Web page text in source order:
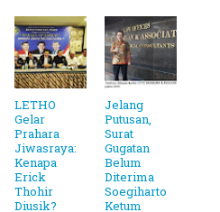
LETHO
Gelar
Prahara
Jiwasraya:
Kenapa
Erick
Thohir
Diusik?
Jelang
Putusan,
Surat
Gugatan
Belum
Diterima
Soegiharto
Ketum